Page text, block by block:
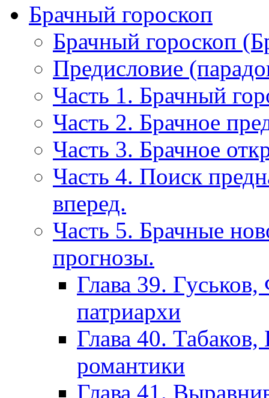
Брачный гороскоп
Брачный гороскоп
Предисловие
Часть 1. Брачный
Часть 2. Брачное
Часть 3. Брачное
Часть 4. Поиск
вперед.
Часть 5. Брачные
прогнозы.
Глава 39.
патриархи
Глава 40.
романтики
Глава 41.